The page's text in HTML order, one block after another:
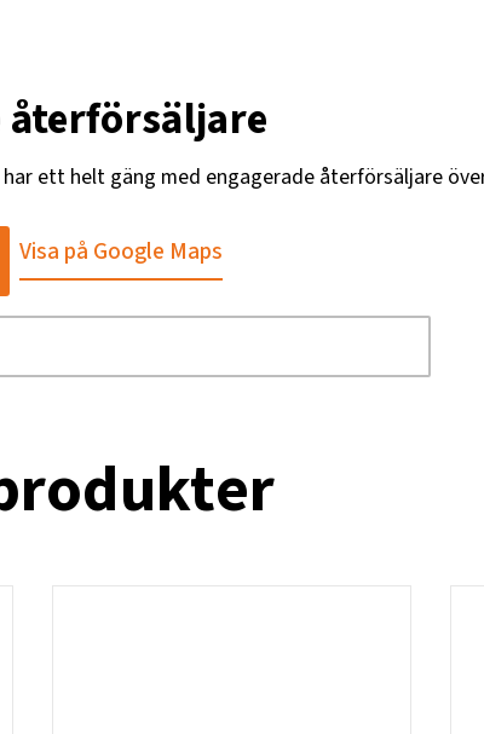
ett helt gäng med engagerade återförsäljare
Visa på Google Maps